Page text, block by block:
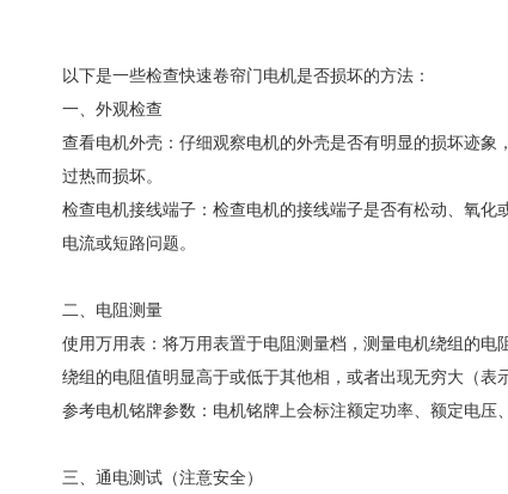
以下是一些检查快速卷帘门电机是否损坏的方法：
一、外观检查
查看电机外壳：仔细观察电机的外壳是否有明显的损坏迹
过热而损坏。
检查电机接线端子：检查电机的接线端子是否有松动、氧
电流或短路问题。
二、电阻测量
使用万用表：将万用表置于电阻测量档，测量电机绕组的
绕组的电阻值明显高于或低于其他相，或者出现无穷大（表
参考电机铭牌参数：电机铭牌上会标注额定功率、额定电压
三、通电测试（注意安全）